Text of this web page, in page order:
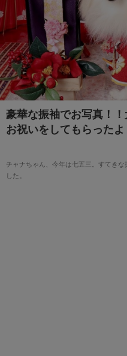
豪華な振袖でお写真！
お祝いをしてもらったよ
チャナちゃん、今年は七五三。すてき
した。